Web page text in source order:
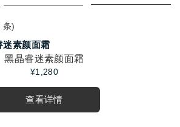
条)
黑晶睿迷素颜面霜
¥1,280
查看详情